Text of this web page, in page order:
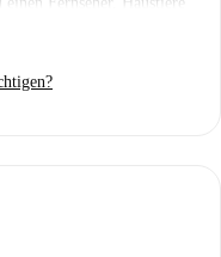
Gas und WLAN)
alle Vermieter auf
wie Restaurants wie